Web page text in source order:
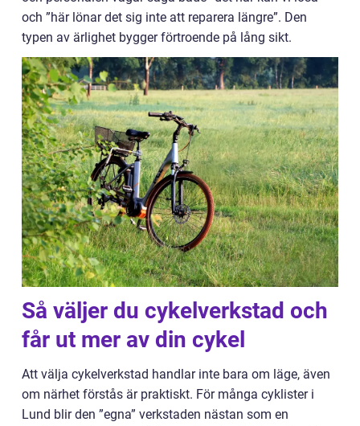
och ”här lönar det sig inte att reparera längre”. Den
typen av ärlighet bygger förtroende på lång sikt.
Så väljer du cykelverkstad och
får ut mer av din cykel
Att välja cykelverkstad handlar inte bara om läge, även
om närhet förstås är praktiskt. För många cyklister i
Lund blir den ”egna” verkstaden nästan som en